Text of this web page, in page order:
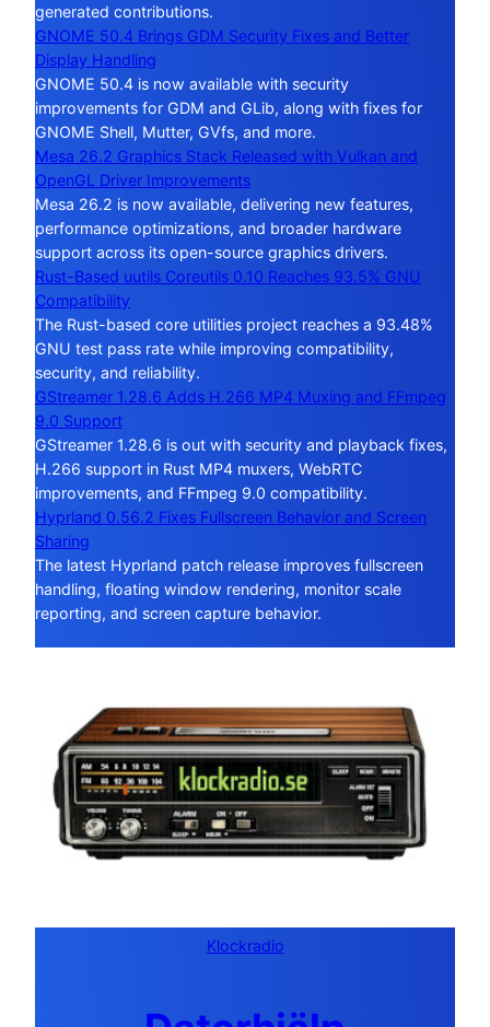
generated contributions.
GNOME 50.4 Brings GDM Security Fixes and Better
Display Handling
GNOME 50.4 is now available with security
improvements for GDM and GLib, along with fixes for
GNOME Shell, Mutter, GVfs, and more.
Mesa 26.2 Graphics Stack Released with Vulkan and
OpenGL Driver Improvements
Mesa 26.2 is now available, delivering new features,
performance optimizations, and broader hardware
support across its open-source graphics drivers.
Rust-Based uutils Coreutils 0.10 Reaches 93.5% GNU
Compatibility
The Rust-based core utilities project reaches a 93.48%
GNU test pass rate while improving compatibility,
security, and reliability.
GStreamer 1.28.6 Adds H.266 MP4 Muxing and FFmpeg
9.0 Support
GStreamer 1.28.6 is out with security and playback fixes,
H.266 support in Rust MP4 muxers, WebRTC
improvements, and FFmpeg 9.0 compatibility.
Hyprland 0.56.2 Fixes Fullscreen Behavior and Screen
Sharing
The latest Hyprland patch release improves fullscreen
handling, floating window rendering, monitor scale
reporting, and screen capture behavior.
Klockradio